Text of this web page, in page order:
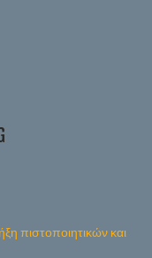
πιστοποιητικών και